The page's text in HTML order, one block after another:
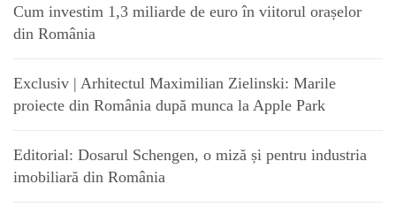
Cum investim 1,3 miliarde de euro în viitorul orașelor
din România
Exclusiv | Arhitectul Maximilian Zielinski: Marile
proiecte din România după munca la Apple Park
Editorial: Dosarul Schengen, o miză și pentru industria
imobiliară din România